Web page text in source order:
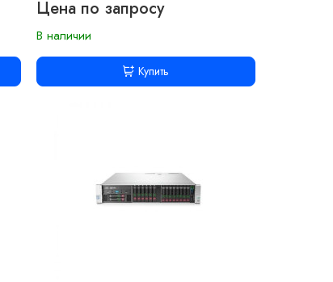
Цена по запросу
В наличии
Купить